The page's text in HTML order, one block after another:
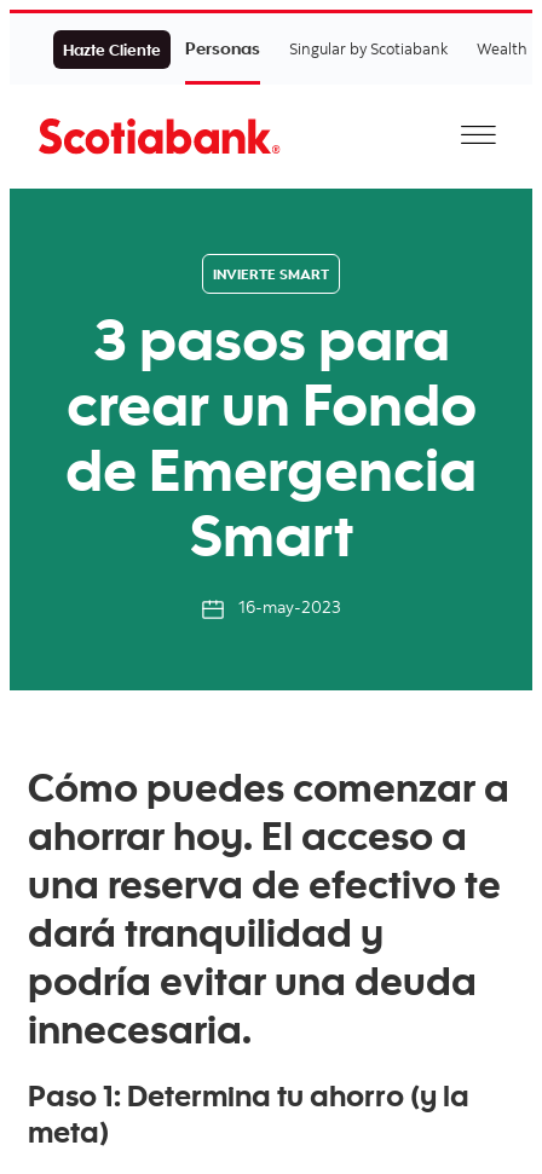
Hazte Cliente Personas Singular by Scotiabank Wealth
INVIERTE SMART
3 pasos para
crear un Fondo
de Emergencia
Smart
16-may-2023
Cómo puedes comenzar a
ahorrar hoy. El acceso a
una reserva de efectivo te
dará tranquilidad y
podría evitar una deuda
innecesaria.
Paso 1: Determina tu ahorro (y la
meta)